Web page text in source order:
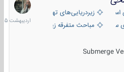
زیردریایی‌های تهاجمی
مباحث متفرقه زیرسطحی
Submerge
1405